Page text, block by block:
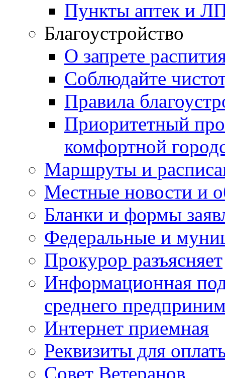
Пункты аптек и
Благоустройство
О запрете
Соблюдайте
Правила
Приоритетный
комфортной
Маршруты и
Местные новости и
Бланки и формы
Федеральные и
Прокурор разъясняет
Информационная
среднего
Интернет приемная
Реквизиты для
Совет Ветеранов